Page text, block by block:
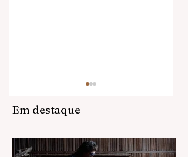
Em destaque